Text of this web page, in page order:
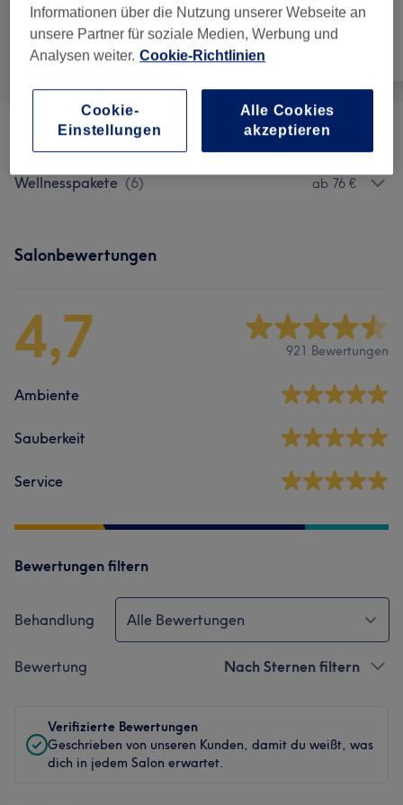
Alle Massage
Massagen (12) ab 29 €
Wellnesspakete (6) ab 76 €
Salonbewertungen
4,7 921 Bewertungen
Ambiente
Sauberkeit
Service
Bewertungen filtern
Behandlung Alle Bewertungen
Bewertung Nach Sternen filtern
Verifizierte Bewertungen
Geschrieben von unseren Kunden, damit du weißt, was
dich in jedem Salon erwartet.
Informationen über die Nutzung unserer Webseite an
unsere Partner für soziale Medien, Werbung und
Analysen weiter. Cookie-Richtlinien
Cookie-
Einstellungen
Alle Cookies
akzeptieren